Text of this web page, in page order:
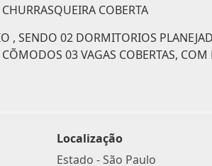
COBERTA
, SENDO 02 DORMITORIOS
03 VAGAS COBERTAS,
Localização
Estado -São Paulo